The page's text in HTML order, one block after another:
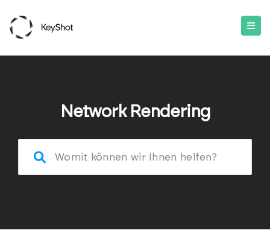
Network Rendering